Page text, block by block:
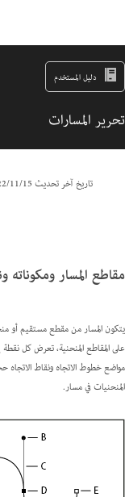
دليل المستخدم
تحرير المسارات
تاريخ آخر تحديث15‏/11‏/2022
مقاطع المسار ومكوناته
يتكون المسار من مقطع مستقيم أو
على المقاطع المنحنية، تعرض كل
مواضع خطوط الاتجاه ونقاط
المنحنيات في مسار.